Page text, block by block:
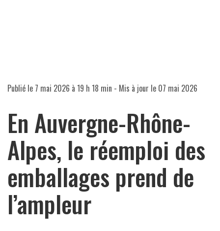
Publié le 7 mai 2026 à 19 h 18 min - Mis à jour le 07 mai 2026
En Auvergne-Rhône-
Alpes, le réemploi des
emballages prend de
l’ampleur